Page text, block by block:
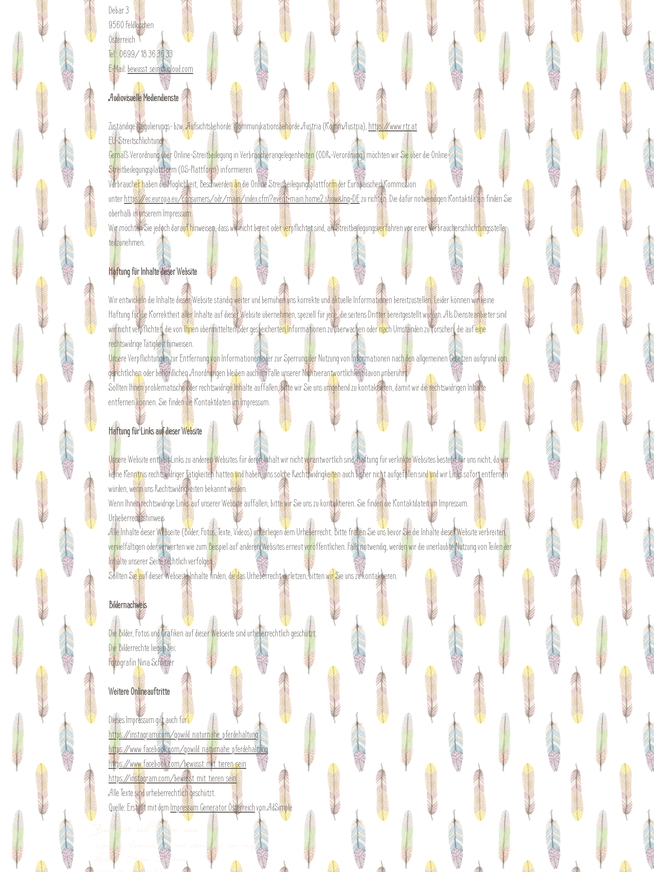
Debar 3
9560 Feldkirchen
Österreich
Tel.: 0699/ 18 36 36 33
E-Mail: bewusst_sein@icloud.com
Audiovisuelle Mediendienste
Zuständige Regulierungs- bzw. Aufsichtsbehörde: Kommunikationsbehörde Austria (KommAustria), https://www.rtr.at
EU-Streitschlichtung
Gemäß Verordnung über Online-Streitbeilegung in Verbraucherangelegenheiten (ODR-Verordnung) möchten wir Sie über die Online-
Streitbeilegungsplattform (OS-Plattform) informieren.
Verbraucher haben die Möglichkeit, Beschwerden an die Online Streitbeilegungsplattform der Europäischen Kommission
unterhttps://ec.europa.eu/consumers/odr/main/index.cfm?event=main.home2.show&lng=DEzu richten. Die dafür notwendigen Kontaktdaten finden Sie
oberhalb in unserem Impressum.
Wir möchten Sie jedoch darauf hinweisen, dass wir nicht bereit oder verpflichtet sind, an Streitbeilegungsverfahren vor einer Verbraucherschlichtungsstelle
teilzunehmen.
Haftung für Inhalte dieser Website
Wir entwickeln die Inhalte dieser Website ständig weiter und bemühen uns korrekte und aktuelle Informationen bereitzustellen. Leider können wir keine
Haftung für die Korrektheit aller Inhalte auf dieser Website übernehmen, speziell für jene, die seitens Dritter bereitgestellt wurden. Als Diensteanbieter sind
wir nicht verpflichtet, die von Ihnen übermittelten oder gespeicherten Informationen zu überwachen oder nach Umständen zu forschen, die auf eine
rechtswidrige Tätigkeit hinweisen.
Unsere Verpflichtungen zur Entfernung von Informationen oder zur Sperrung der Nutzung von Informationen nach den allgemeinen Gesetzen aufgrund von
gerichtlichen oder behördlichen Anordnungen bleiben auch im Falle unserer Nichtverantwortlichkeit davon unberührt.
Sollten Ihnen problematische oder rechtswidrige Inhalte auffallen, bitte wir Sie uns umgehend zu kontaktieren, damit wir die rechtswidrigen Inhalte
entfernen können. Sie finden die Kontaktdaten im Impressum.
Haftung für Links auf dieser Website
Unsere Website enthält Links zu anderen Websites für deren Inhalt wir nicht verantwortlich sind. Haftung für verlinkte Websites besteht für uns nicht, da wir
keine Kenntnis rechtswidriger Tätigkeiten hatten und haben, uns solche Rechtswidrigkeiten auch bisher nicht aufgefallen sind und wir Links sofort entfernen
würden, wenn uns Rechtswidrigkeiten bekannt werden.
Wenn Ihnen rechtswidrige Links auf unserer Website auffallen, bitte wir Sie uns zu kontaktieren. Sie finden die Kontaktdaten im Impressum.
Urheberrechtshinweis
Alle Inhalte dieser Webseite (Bilder, Fotos, Texte, Videos) unterliegen dem Urheberrecht. Bitte fragen Sie uns bevor Sie die Inhalte dieser Website verbreiten,
vervielfältigen oder verwerten wie zum Beispiel auf anderen Websites erneut veröffentlichen. Falls notwendig, werden wir die unerlaubte Nutzung von Teilen der
Inhalte unserer Seite rechtlich verfolgen.
Sollten Sie auf dieser Webseite Inhalte finden, die das Urheberrecht verletzen, bitten wir Sie uns zu kontaktieren.
Bildernachweis
Die Bilder, Fotos und Grafiken auf dieser Webseite sind urheberrechtlich geschützt.
Die Bilderrechte liegen bei:
Fotografin Nina Schlitzer
Weitere Onlineauftritte
Dieses Impressum gilt auch für
https://instagram.com/gowild_naturnahe_pferdehaltung
https://www.facebook.com/gowild_naturnahe_pferdehaltung
https://www.facebook.com/bewusst_mit_tieren_sein
https://instagram.com/bewusst_mit_tieren_sein
Alle Texte sind urheberrechtlich geschützt.
Quelle: Erstellt mit dem Impressum Generator Österreichvon AdSimple
Bewusst mit Tieren sein
Leben in Verbundenheit mit allem, was uns umgibt
Nina & Stefan Schlitzer